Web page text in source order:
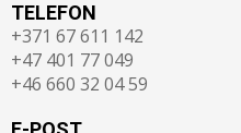
TELEFON
+371 67 611 142
+47 401 77 049
+46 660 32 04 59